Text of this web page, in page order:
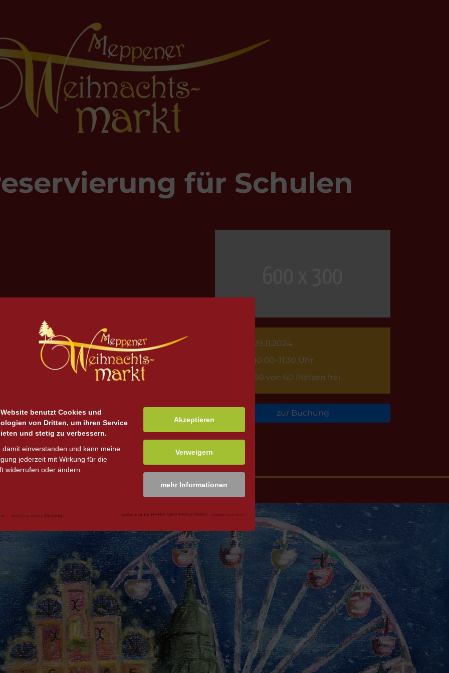
für Schulen
29.11.2024
10:00–11:30 Uhr
60 von 60 Plätzen frei
zur Buchung
Website benutzt Cookies und
von Dritten, um ihren Service
und stetig zu verbessern.
damit einverstanden und kann meine
jederzeit mit Wirkung für die
widerrufen oder ändern.
Akzeptieren
Verweigern
mehr Informationen
Datenschutzerklärung powered by HERR UND FRAU PIXEL cookie consent